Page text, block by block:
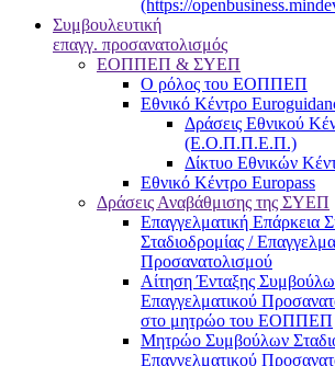
(https://
Συμβουλευτική
επαγγ. προσανατολισμός
ΕΟΠΠΕΠ & ΣΥΕΠ
Ο ρόλος του ΕΟΠΠΕΠ
Εθνικό Κέντρο
Δράσεις Εθνικού
(Ε.Ο.Π.Π.Ε.Π.)
Δίκτυο Εθνικών
Εθνικό Κέντρο Europass
Δράσεις Αναβάθμισης της ΣΥΕΠ
Επαγγελματική Επάρκεια
Σταδιοδρομίας /
Προσανατολισμού
Αίτηση Ένταξης
Επαγγελματικού
στο μητρώο του ΕΟΠΠΕΠ
Μητρώο Συμβούλων
Επαγγελματικού